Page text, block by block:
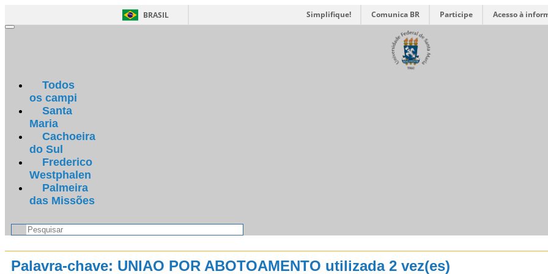
BRASIL Simplifique! Comunica BR Participe Acesso à
Navegação
Todos
os campi
Santa
Maria
Cachoeira
do Sul
Frederico
Westphalen
Palmeira
das Missões
Palavra-chave: UNIAO POR ABOTOAMENTO utilizada 2 vez(es)